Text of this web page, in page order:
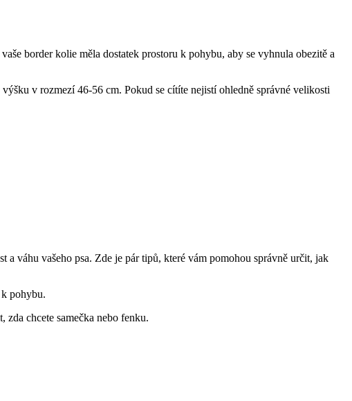
border kolie měla dostatek prostoru k pohybu, aby se vyhnula obezitě a
v rozmezí 46-56 cm. Pokud se cítíte nejistí ohledně správné velikosti
váhu vašeho psa. Zde je pár tipů, které vám pomohou správně určit, jak
pohybu.
zda chcete samečka nebo fenku.